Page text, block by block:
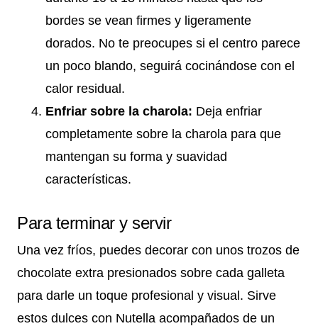
bordes se vean firmes y ligeramente
dorados. No te preocupes si el centro parece
un poco blando, seguirá cocinándose con el
calor residual.
Enfriar sobre la charola: Deja enfriar
completamente sobre la charola para que
mantengan su forma y suavidad
características.
Para terminar y servir
Una vez fríos, puedes decorar con unos trozos de
chocolate extra presionados sobre cada galleta
para darle un toque profesional y visual. Sirve
estos dulces con Nutella acompañados de un